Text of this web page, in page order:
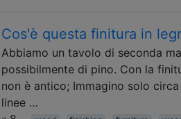
Cos'è questa finitura in
Abbiamo un tavolo di seconda
possibilmente di pino. Con la
non è antico; Immagino solo
linee …